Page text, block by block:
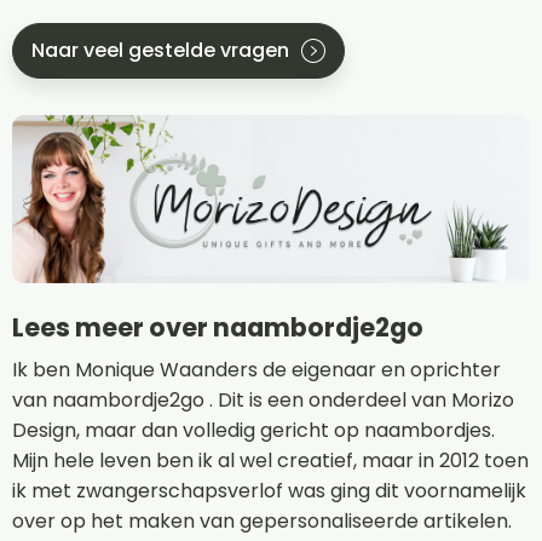
Naar veel gestelde vragen
Lees meer over naambordje2go
Ik ben Monique Waanders de eigenaar en oprichter
van naambordje2go . Dit is een onderdeel van Morizo
Design, maar dan volledig gericht op naambordjes.
Mijn hele leven ben ik al wel creatief, maar in 2012 toen
ik met zwangerschapsverlof was ging dit voornamelijk
over op het maken van gepersonaliseerde artikelen.